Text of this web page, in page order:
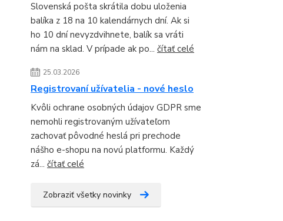
Slovenská pošta skrátila dobu uloženia
balíka z 18 na 10 kalendárnych dní. Ak si
ho 10 dní nevyzdvihnete, balík sa vráti
nám na sklad. V prípade ak po... čítať celé
25.03.2026
Registrovaní užívatelia - nové heslo
Kvôli ochrane osobných údajov GDPR sme
nemohli registrovaným užívateľom
zachovať pôvodné heslá pri prechode
nášho e-shopu na novú platformu. Každý
zá... čítať celé
Zobraziť všetky novinky